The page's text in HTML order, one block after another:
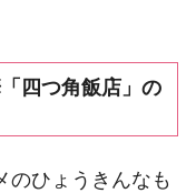
四つ角飯店」の
のひょうきんなも